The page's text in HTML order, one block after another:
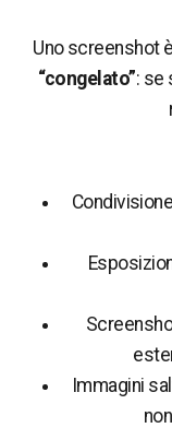
Uno screenshot
“congelato”: se
Immagini